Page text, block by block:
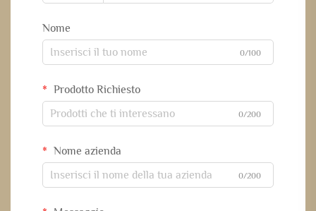
Nome
0/100
Prodotto Richiesto
0/200
Nome azienda
0/200